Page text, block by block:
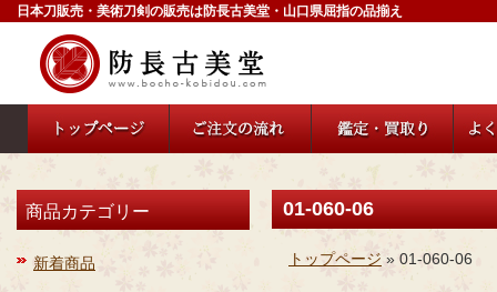
日本刀販売・美術刀剣の販売は防長古美堂・山口県屈指の品揃え
商品カテゴリー
新着商品
01-060-06
トップページ » 01-060-06